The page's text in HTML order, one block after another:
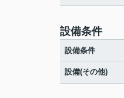
設備条件
設備条件
設備(その他)